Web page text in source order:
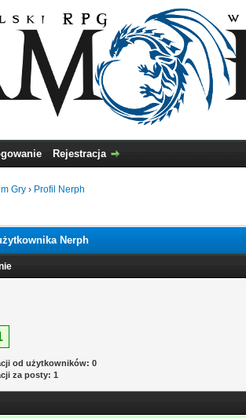
Rejestracja
Gry › Profil Nerph
Nerph
od użytkowników: 0
za posty: 1